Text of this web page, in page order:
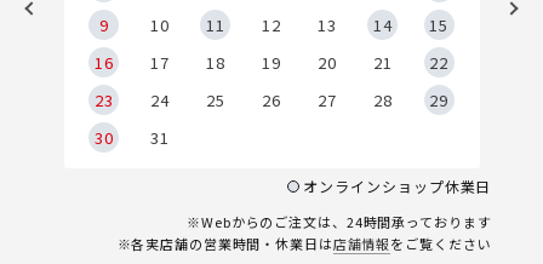
9
10 11 12 13 14
15
16
17 18 19 20 21
22
23
24 25 26 27 28
29
30
31
オンラインショップ休業日
※Webからのご注文は、24時間承っております
※各実店舗の営業時間・休業日は店舗情報をご覧ください